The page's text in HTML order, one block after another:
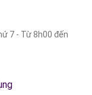
7 - Từ 8h00 đến